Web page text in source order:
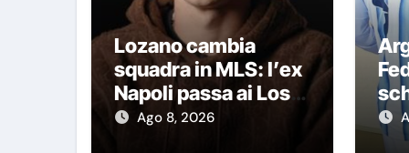
Lozano cambia
squadra in MLS: l’ex
Napoli passa ai Los
Angeles Galaxy
Ago 8, 2026